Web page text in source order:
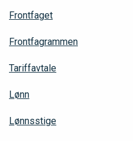
Frontfaget
Frontfagrammen
Tariffavtale
Lønn
Lønnsstige